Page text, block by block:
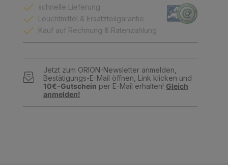
schnelle Lieferung
Leuchtmittel & Ersatzteilgarantie
Kauf auf Rechnung & Ratenzahlung
Jetzt zum ORION-Newsletter anmelden,
Bestätigungs-E-Mail öffnen, Link klicken und
10€-Gutschein per E-Mail erhalten! Gleich
anmelden!